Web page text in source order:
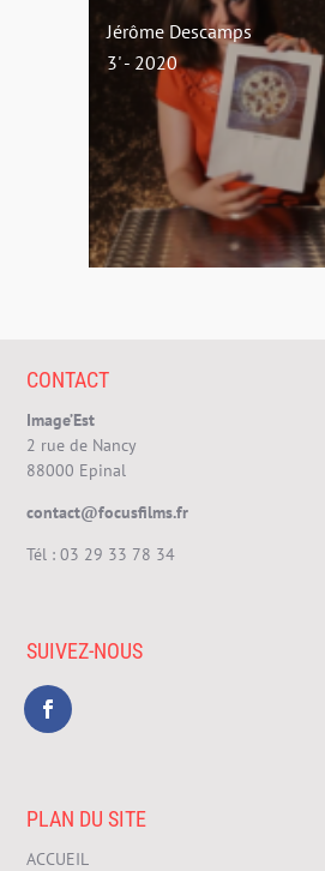
Jérôme Descamps
3' - 2020
CONTACT
Image’Est
2 rue de Nancy
88000 Epinal
contact@focusfilms.fr
Tél :03 29 33 78 34
SUIVEZ-NOUS
PLAN DU SITE
ACCUEIL